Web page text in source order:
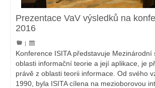
Prezentace VaV výsledků na
2016
|
Konference ISITA představuje Mezinárodní
oblasti informační teorie a její aplikace, je
právě z oblasti teorii informace. Od svého
1990, byla ISITA cílena na mezioborovou